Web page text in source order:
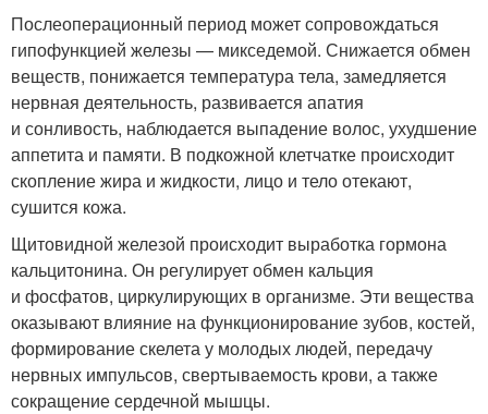
Послеоперационный период может сопровождаться
гипофункцией железы — микседемой. Снижается обмен
веществ, понижается температура тела, замедляется
нервная деятельность, развивается апатия
и сонливость, наблюдается выпадение волос, ухудшение
аппетита и памяти. В подкожной клетчатке происходит
скопление жира и жидкости, лицо и тело отекают,
сушится кожа.
Щитовидной железой происходит выработка гормона
кальцитонина. Он регулирует обмен кальция
и фосфатов, циркулирующих в организме. Эти вещества
оказывают влияние на функционирование зубов, костей,
формирование скелета у молодых людей, передачу
нервных импульсов, свертываемость крови, а также
сокращение сердечной мышцы.